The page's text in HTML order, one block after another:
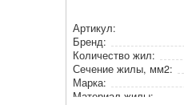
Артикул:
Бренд:
Количество жил:
Сечение жилы, мм2:
Марка:
Материал жилы: